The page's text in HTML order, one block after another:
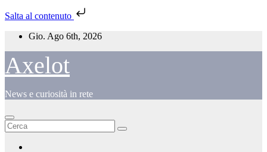
Salta al contenuto
Salta
contenuto
Gio. Ago 6th, 2026
Axelot
News e curiosità in rete